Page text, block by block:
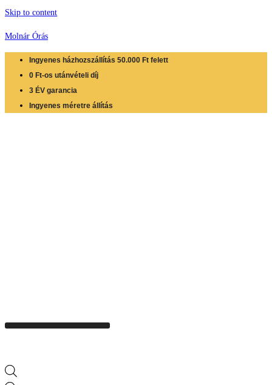
Skip to content
Molnár Órás
Ingyenes házhozszállítás 50.000 Ft felett
0 Ft-os utánvételi díj
3 ÉV garancia
Ingyenes méretre állítás